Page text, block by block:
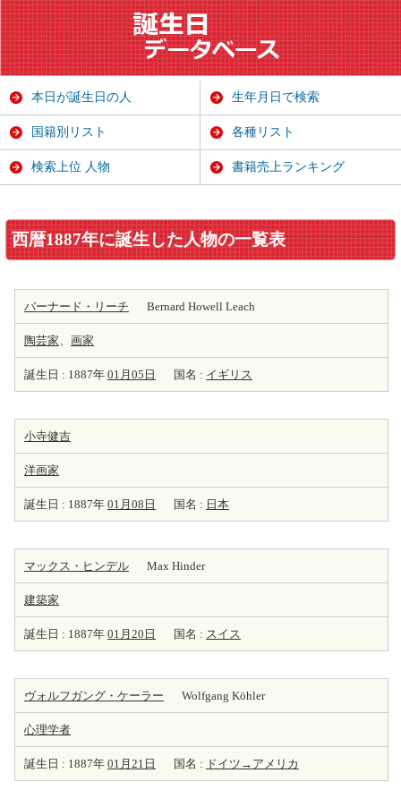
西暦1887年に誕生した人物の一覧表
バーナード・リーチ Bernard Howell Leach
陶芸家、 画家
誕生日 : 1887年 01月05日 国名 : イギリス
小寺健吉
洋画家
誕生日 : 1887年 01月08日 国名 : 日本
マックス・ヒンデル Max Hinder
建築家
誕生日 : 1887年 01月20日 国名 : スイス
ヴォルフガング・ケーラー Wolfgang Köhler
心理学者
誕生日 : 1887年 01月21日 国名 : ドイツ→アメリカ
本日が誕生日の人 生年月日で検索
国籍別リスト 各種リスト
検索上位 人物 書籍売上ランキング